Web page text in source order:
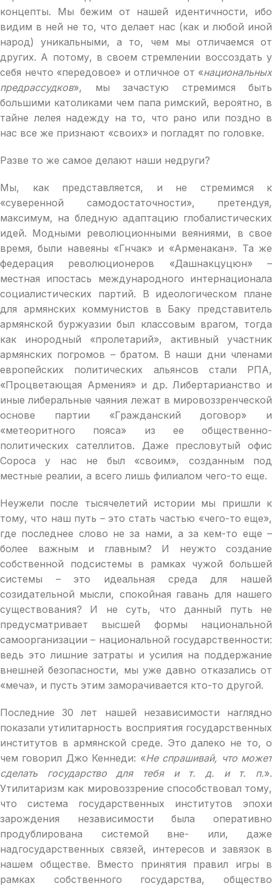
концепты. Мы бежим от нашей идентичности, ибо
видим в ней не то, что делает нас (как и любой иной
народ) уникальными, а то, чем мы отличаемся от
других. А потому, в своем стремлении воссоздать у
себя нечто «передовое» и отличное от «национальных
предрассудков», мы зачастую стремимся быть
большими католиками чем папа римский, вероятно, в
тайне лелея надежду на то, что рано или поздно в
нас все же признают «своих» и погладят по головке.
Разве то же самое делают наши недруги?
Мы, как представляется, и не стремимся к
«суверенной самодостаточности», претендуя,
максимум, на бледную адаптацию глобалистических
идей. Модными революционными веяниями, в свое
время, были навеяны «Гнчак» и «Арменакан». Та же
федерация революционеров «Дашнакцуцюн» –
местная ипостась международного интернационала
социалистических партий. В идеологическом плане
для армянских коммунистов в Баку представитель
армянской буржуазии был классовым врагом, тогда
как инородный «пролетарий», активный участник
армянских погромов – братом. В наши дни членами
европейских политических альянсов стали РПА,
«Процветающая Армения» и др. Либертарианство и
иные либеральные чаяния лежат в мировоззренческой
основе партии «Гражданский договор» и
«метеоритного пояса» из ее общественно-
политических сателлитов. Даже пресловутый офис
Сороса у нас не был «своим», созданным под
местные реалии, а всего лишь филиалом чего-то еще.
Неужели после тысячелетий истории мы пришли к
тому, что наш путь – это стать частью «чего-то еще»,
где последнее слово не за нами, а за кем-то еще –
более важным и главным? И неужто создание
собственной подсистемы в рамках чужой большей
системы – это идеальная среда для нашей
созидательной мысли, спокойная гавань для нашего
существования? И не суть, что данный путь не
предусматривает высшей формы национальной
самоорганизации – национальной государственности:
ведь это лишние затраты и усилия на поддержание
внешней безопасности, мы уже давно отказались от
«меча», и пусть этим заморачивается кто-то другой.
Последние 30 лет нашей независимости наглядно
показали утилитарность восприятия государственных
институтов в армянской среде. Это далеко не то, о
чем говорил Джо Кеннеди: «Не спрашивай, что может
сделать государство для тебя и т. д. и т. п.».
Утилитаризм как мировоззрение способствовал тому,
что система государственных институтов эпохи
зарождения независимости была оперативно
продублирована системой вне- или, даже
надгосударственных связей, интересов и завязок в
нашем обществе. Вместо принятия правил игры в
рамках собственного государства, общество